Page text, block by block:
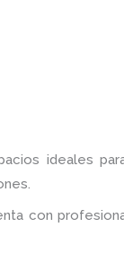
ideales
con